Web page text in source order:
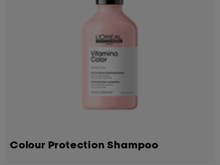
Colour Protection Shampoo